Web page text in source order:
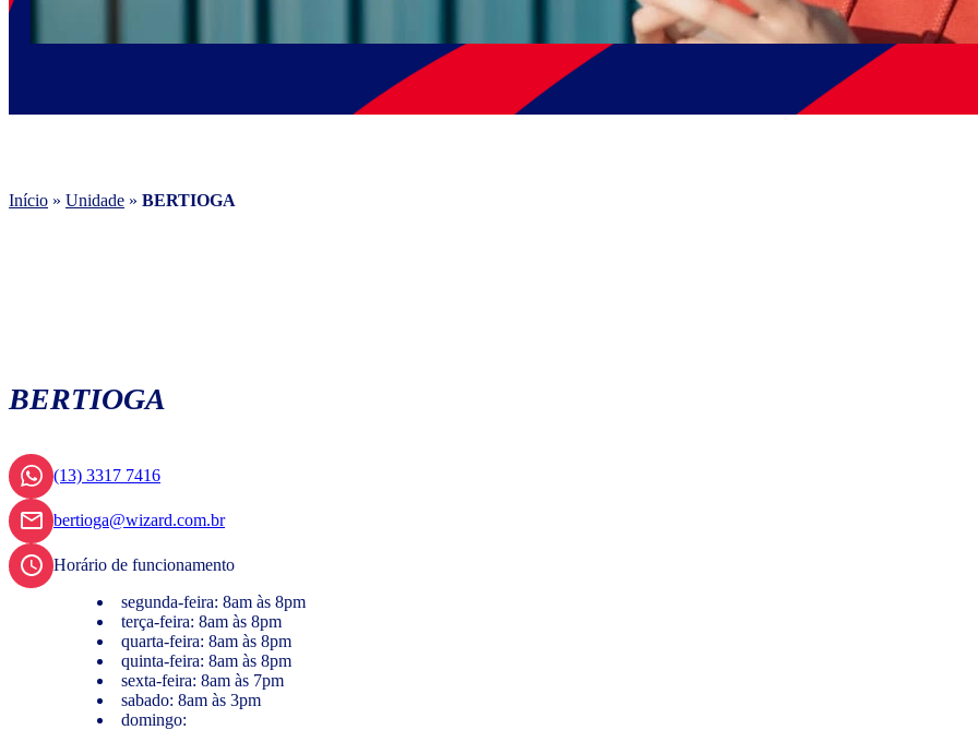
Início » Unidade » BERTIOGA
BERTIOGA
(13) 3317 7416
bertioga@wizard.com.br
Horário de funcionamento
segunda-feira: 8am às 8pm
terça-feira: 8am às 8pm
quarta-feira: 8am às 8pm
quinta-feira: 8am às 8pm
sexta-feira: 8am às 7pm
sabado: 8am às 3pm
domingo: